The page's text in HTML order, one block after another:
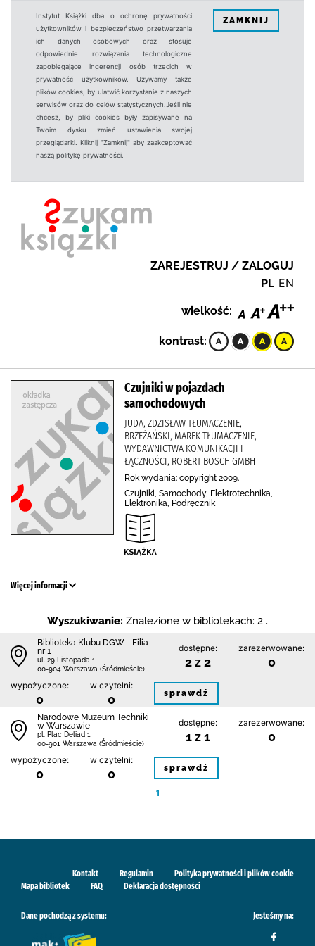
Instytut Książki dba o ochronę prywatności
użytkowników i bezpieczeństwo przetwarzania
ich danych osobowych oraz stosuje
odpowiednie rozwiązania technologiczne
zapobiegające ingerencji osób trzecich w
prywatność użytkowników. Używamy także
plików cookies, by ułatwić korzystanie z naszych
serwisów oraz do celów statystycznych.Jeśli nie
chcesz, by pliki cookies były zapisywane na
Twoim dysku zmień ustawienia swojej
przeglądarki. Kliknij "Zamknij" aby zaakceptować
naszą politykę prywatności.
ZAMKNIJ
ZAREJESTRUJ / ZALOGUJ
PL EN
wielkość:
kontrast:
Czujniki w pojazdach
samochodowych
JUDA, ZDZISŁAW TŁUMACZENIE,
BRZEŻAŃSKI, MAREK TŁUMACZENIE,
WYDAWNICTWA KOMUNIKACJI I
ŁĄCZNOŚCI, ROBERT BOSCH GMBH
Rok wydania: copyright 2009.
Czujniki, Samochody, Elektrotechnika,
Elektronika, Podręcznik
Więcej informacji
Wyszukiwanie: Znalezione w bibliotekach: 2 .
Biblioteka Klubu DGW - Filia
nr 1
ul. 29 Listopada 1
00-904 Warszawa (Śródmieście)
dostępne:
2 z 2
zarezerwowane:
0
wypożyczone:
0
w czytelni:
0 sprawdź
Narodowe Muzeum Techniki
w Warszawie
pl. Plac Deliad 1
00-901 Warszawa (Śródmieście)
dostępne:
1 z 1
zarezerwowane:
0
wypożyczone:
0
w czytelni:
0 sprawdź
1
Kontakt Regulamin
Polityka prywatności i plików cookie
Mapa bibliotek
FAQ Deklaracja dostępności
Dane pochodzą z systemu: Jesteśmy na: